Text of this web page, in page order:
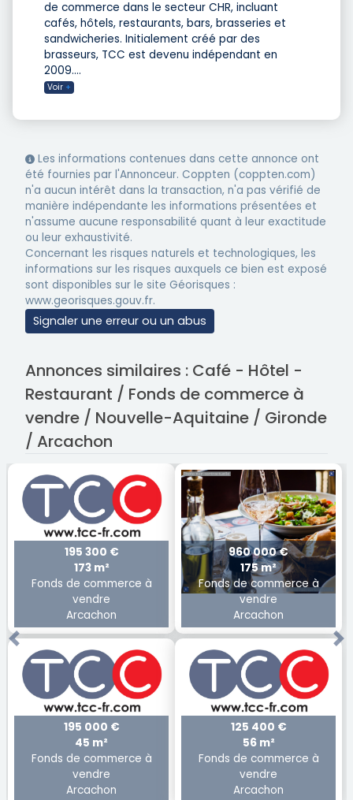
de commerce dans le secteur CHR, incluant
cafés, hôtels, restaurants, bars, brasseries et
sandwicheries. Initialement créé par des
brasseurs, TCC est devenu indépendant en
2009....
Voir +
Les informations contenues dans cette annonce ont
été fournies par l'Annonceur. Coppten (coppten.com)
n'a aucun intérêt dans la transaction, n'a pas vérifié de
manière indépendante les informations présentées et
n'assume aucune responsabilité quant à leur exactitude
ou leur exhaustivité.
Concernant les risques naturels et technologiques, les
informations sur les risques auxquels ce bien est exposé
sont disponibles sur le site Géorisques :
www.georisques.gouv.fr.
Signaler une erreur ou un abus
Annonces similaires : Café - Hôtel -
Restaurant / Fonds de commerce à
vendre / Nouvelle-Aquitaine / Gironde
/ Arcachon
195 300 €
173 m²
Fonds de commerce à
vendre
Arcachon
960 000 €
175 m²
Fonds de commerce à
vendre
Arcachon
195 000 €
45 m²
Fonds de commerce à
vendre
Arcachon
125 400 €
56 m²
Fonds de commerce à
vendre
Arcachon
Previous